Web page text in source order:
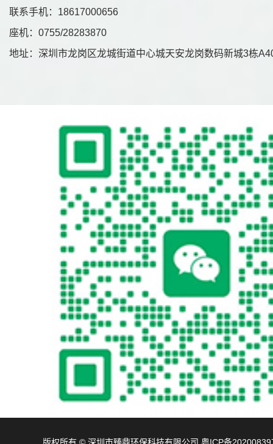
联系手机：18617000656
座机：0755/28283870
地址：深圳市龙岗区龙城街道中心城天安龙岗数码新城3栋
版权所有 © 深圳市臻鼎环保科技有限公司 粤ICP备